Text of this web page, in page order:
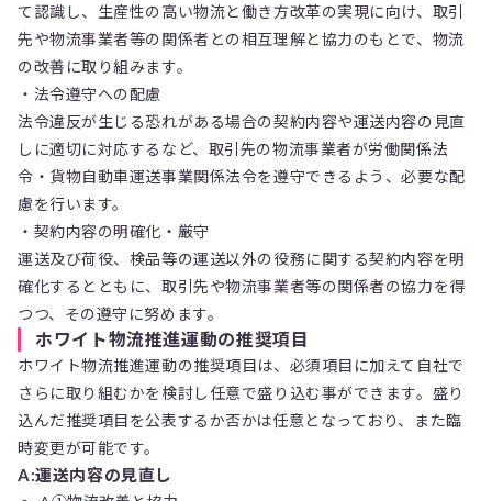
て認識し、生産性の高い物流と働き方改革の実現に向け、取引
先や物流事業者等の関係者との相互理解と協力のもとで、物流
の改善に取り組みます。
・法令遵守への配慮
法令違反が生じる恐れがある場合の契約内容や運送内容の見直
しに適切に対応するなど、取引先の物流事業者が労働関係法
令・貨物自動車運送事業関係法令を遵守できるよう、必要な配
慮を行います。
・契約内容の明確化・厳守
運送及び荷役、検品等の運送以外の役務に関する契約内容を明
確化するとともに、取引先や物流事業者等の関係者の協力を得
つつ、その遵守に努めます。
ホワイト物流推進運動の推奨項目
ホワイト物流推進運動の推奨項目は、必須項目に加えて自社で
さらに取り組むかを検討し任意で盛り込む事ができます。盛り
込んだ推奨項目を公表するか否かは任意となっており、また臨
時変更が可能です。
A:運送内容の見直し